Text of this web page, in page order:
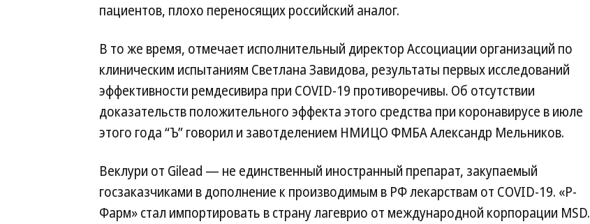
пациентов, плохо переносящих российский аналог.
В то же время, отмечает исполнительный директор Ассоциации организаций по
клиническим испытаниям Светлана Завидова, результаты первых исследований
эффективности ремдесивира при COVID-19 противоречивы. Об отсутствии
доказательств положительного эффекта этого средства при коронавирусе в июле
этого года “Ъ” говорил и завотделением НМИЦО ФМБА Александр Мельников.
Веклури от Gilead — не единственный иностранный препарат, закупаемый
госзаказчиками в дополнение к производимым в РФ лекарствам от COVID-19. «Р-
Фарм» стал импортировать в страну лагеврио от международной корпорации MSD.